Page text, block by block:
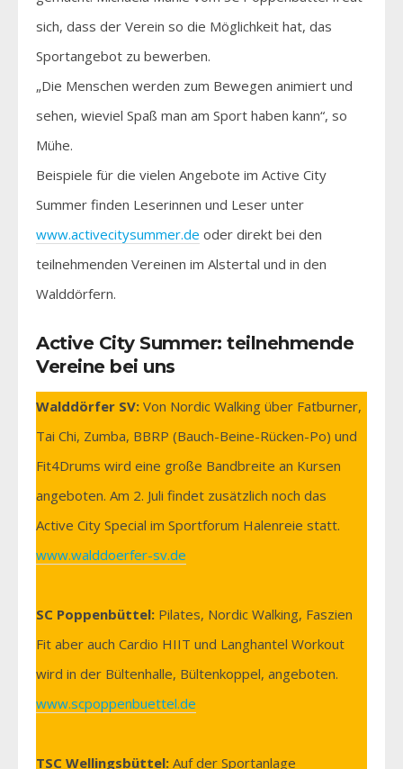
sich, dass der Verein so die Möglichkeit hat, das
Sportangebot zu bewerben.
„Die Menschen werden zum Bewegen animiert und
sehen, wieviel Spaß man am Sport haben kann“, so
Mühe.
Beispiele für die vielen Angebote im Active City
Summer finden Leserinnen und Leser unter
www.activecitysummer.de oder direkt bei den
teilnehmenden Vereinen im Alstertal und in den
Walddörfern.
Active City Summer: teilnehmende
Vereine bei uns
Walddörfer SV: Von Nordic Walking über Fatburner,
Tai Chi, Zumba, BBRP (Bauch-Beine-Rücken-Po) und
Fit4Drums wird eine große Bandbreite an Kursen
angeboten. Am 2. Juli findet zusätzlich noch das
Active City Special im Sportforum Halenreie statt.
www.walddoerfer-sv.de
SC Poppenbüttel: Pilates, Nordic Walking, Faszien
Fit aber auch Cardio HIIT und Langhantel Workout
wird in der Bültenhalle, Bültenkoppel, angeboten.
www.scpoppenbuettel.de
TSC Wellingsbüttel: Auf der Sportanlage